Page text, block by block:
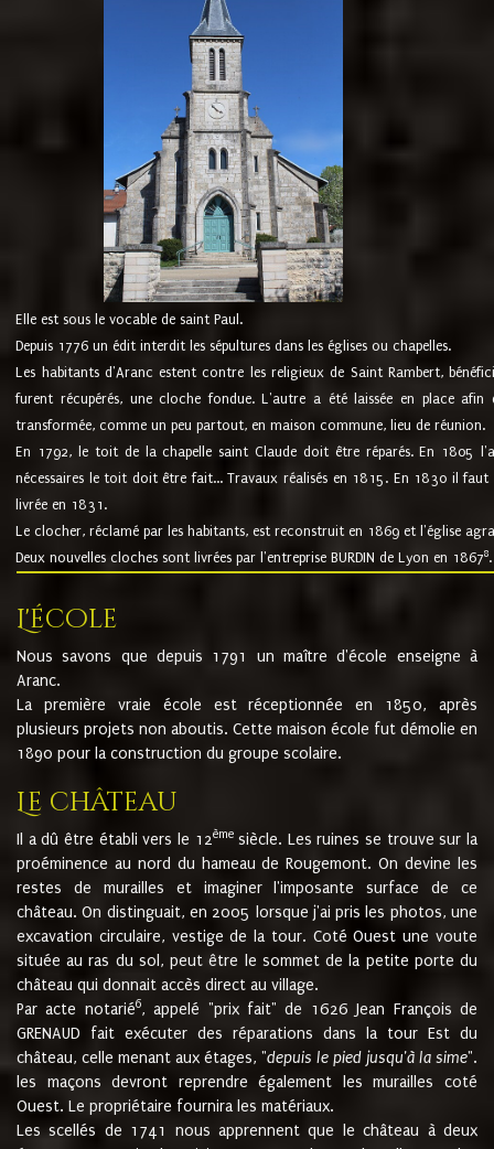
Elle est sous le vocable de saint Paul.
Depuis 1776 un édit interdit les sépultures dans les églises ou chapelles.
Les habitants d'Aranc estent contre les religieux de Saint Rambert,
furent récupérés, une cloche fondue. L'autre a été laissée en place
transformée, comme un peu partout, en maison commune, lieu de réunion.
En 1792, le toit de la chapelle saint Claude doit être réparés. En 1805
nécessaires le toit doit être fait... Travaux réalisés en 1815. En 1830 il
livrée en 1831.
Le clocher, réclamé par les habitants, est reconstruit en 1869 et l'église
Deux nouvelles cloches sont livrées par l'entreprise BURDIN de Lyon en 18678.
L'école
Nous savons que depuis 1791 un maître d'école enseigne à
Aranc.
La première vraie école est réceptionnée en 1850, après
plusieurs projets non aboutis. Cette maison école fut démolie en
1890 pour la construction du groupe scolaire.
Le château
Il a dû être établi vers le 12èmesiècle. Les ruines se trouve sur la
proéminence au nord du hameau de Rougemont. On devine les
restes de murailles et imaginer l'imposante surface de ce
château. On distinguait, en 2005 lorsque j'ai pris les photos, une
excavation circulaire, vestige de la tour. Coté Ouest une voute
située au ras du sol, peut être le sommet de la petite porte du
château qui donnait accès direct au village.
Par acte notarié6, appelé "prix fait" de 1626 Jean François de
GRENAUD fait exécuter des réparations dans la tour Est du
château, celle menant aux étages, "depuis le pied jusqu'à la sime".
les maçons devront reprendre également les murailles coté
Ouest. Le propriétaire fournira les matériaux.
Les scellés de 1741 nous apprennent que le château à deux